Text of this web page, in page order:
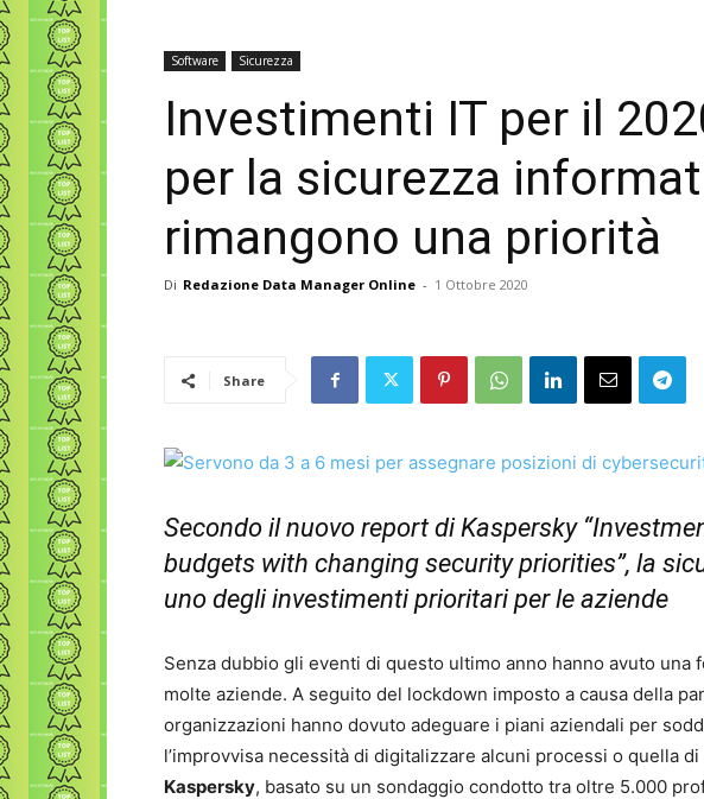
Software Sicurezza
Investimenti IT per il
per la sicurezza
rimangono una priorità
Di Redazione Data Manager Online - 1 Ottobre 2020
Share
Secondo il nuovo report di Kaspersky
budgets with changing security priorities”, la
uno degli investimenti prioritari per le aziende
Senza dubbio gli eventi di questo ultimo anno hanno avuto
molte aziende. A seguito del lockdown imposto a causa della
organizzazioni hanno dovuto adeguare i piani aziendali per
l’improvvisa necessità di digitalizzare alcuni processi o quella
Kaspersky, basato su un sondaggio condotto tra oltre 5.000